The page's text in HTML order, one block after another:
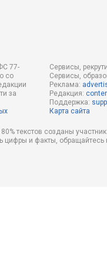
77-
со
за
Сервисы,
Сервисы,
Реклама:
Редакция:
Поддержка:
Карта сайта
текстов созданы
цифры и факты,